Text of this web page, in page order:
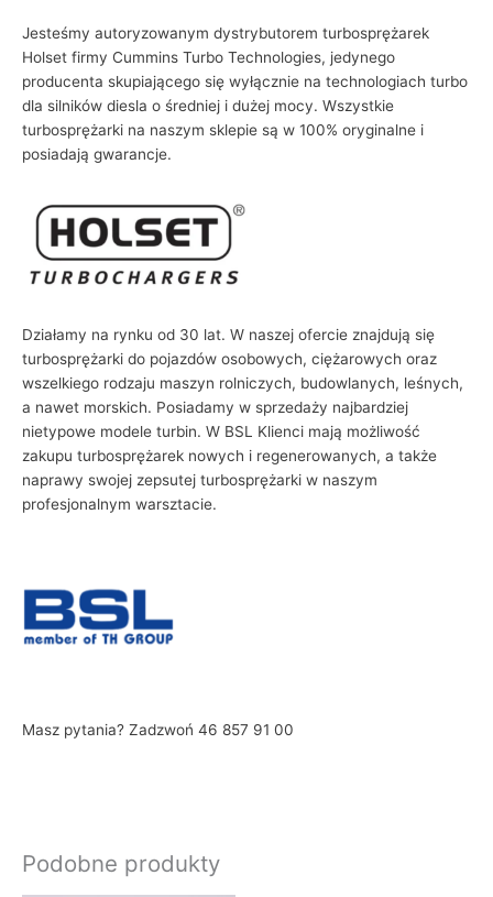
Jesteśmy autoryzowanym dystrybutorem turbosprężarek
Holset firmy Cummins Turbo Technologies, jedynego
producenta skupiającego się wyłącznie na technologiach turbo
dla silników diesla o średniej i dużej mocy. Wszystkie
turbosprężarki na naszym sklepie są w 100% oryginalne i
posiadają gwarancje.
Działamy na rynku od 30 lat. W naszej ofercie znajdują się
turbosprężarki do pojazdów osobowych, ciężarowych oraz
wszelkiego rodzaju maszyn rolniczych, budowlanych, leśnych,
a nawet morskich. Posiadamy w sprzedaży najbardziej
nietypowe modele turbin. W BSL Klienci mają możliwość
zakupu turbosprężarek nowych i regenerowanych, a także
naprawy swojej zepsutej turbosprężarki w naszym
profesjonalnym warsztacie.
Masz pytania? Zadzwoń 46 857 91 00
Podobne produkty